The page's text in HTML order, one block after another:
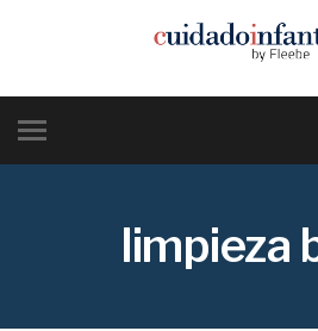
limpieza